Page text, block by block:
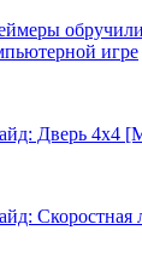
игре
Дверь 4х4
Скоростная